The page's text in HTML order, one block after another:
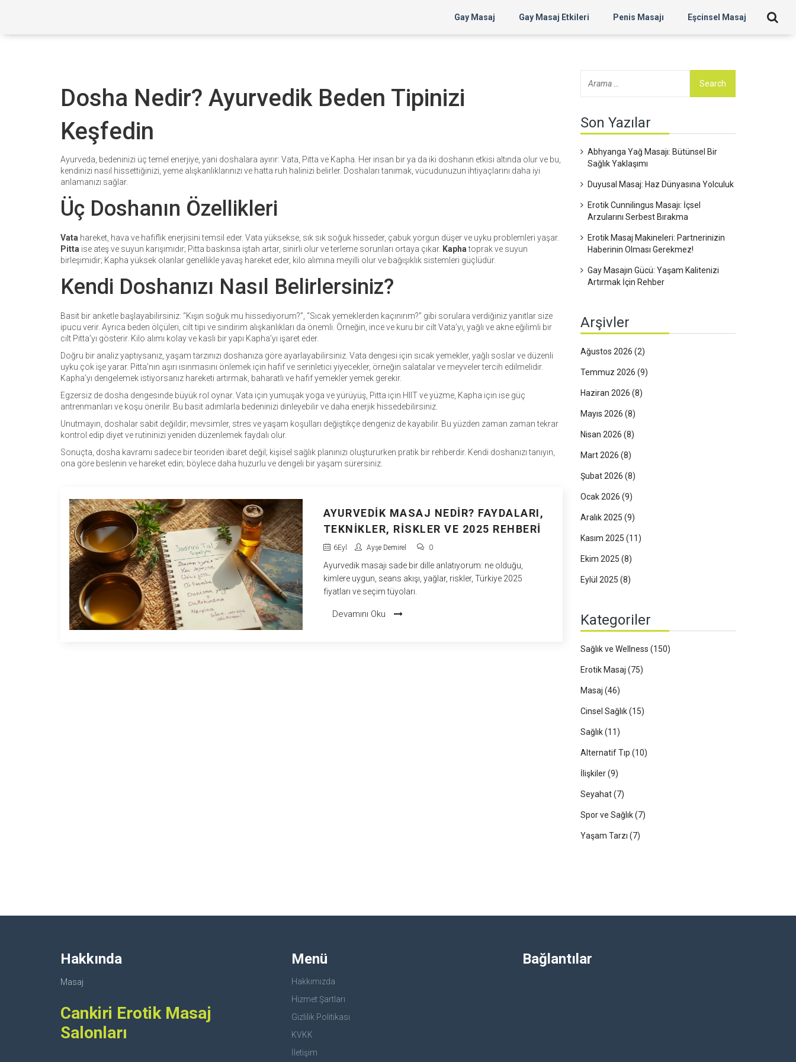
Gay Masaj Gay Masaj Etkileri Penis Masajı Eşcinsel Masaj
Dosha Nedir? Ayurvedik Beden Tipinizi
Keşfedin
Ayurveda, bedeninizi üç temel enerjiye, yani doshalara ayırır: Vata, Pitta ve Kapha. Her insan bir ya da iki doshanın etkisi altında olur ve bu,
kendinizi nasıl hissettiğinizi, yeme alışkanlıklarınızı ve hatta ruh halinizi belirler. Doshaları tanımak, vücudunuzun ihtiyaçlarını daha iyi
anlamanızı sağlar.
Üç Doshanın Özellikleri
Vata hareket, hava ve hafiflik enerjisini temsil eder. Vata yüksekse, sık sık soğuk hisseder, çabuk yorgun düşer ve uyku problemleri yaşar.
Pitta ise ateş ve suyun karışımıdır; Pitta baskınsa iştah artar, sinirli olur ve terleme sorunları ortaya çıkar. Kaphatoprak ve suyun
birleşimidir; Kapha yüksek olanlar genellikle yavaş hareket eder, kilo alımına meyilli olur ve bağışıklık sistemleri güçlüdür.
Kendi Doshanızı Nasıl Belirlersiniz?
Basit bir anketle başlayabilirsiniz: “Kışın soğuk mu hissediyorum?”, “Sıcak yemeklerden kaçınırım?” gibi sorulara verdiğiniz yanıtlar size
ipucu verir. Ayrıca beden ölçüleri, cilt tipi ve sindirim alışkanlıkları da önemli. Örneğin, ince ve kuru bir cilt Vata’yı, yağlı ve akne eğilimli bir
cilt Pitta’yı gösterir. Kilo alımı kolay ve kaslı bir yapı Kapha’yı işaret eder.
Doğru bir analiz yaptıysanız, yaşam tarzınızı doshanıza göre ayarlayabilirsiniz. Vata dengesi için sıcak yemekler, yağlı soslar ve düzenli
uyku çok işe yarar. Pitta’nın aşırı ısınmasını önlemek için hafif ve serinletici yiyecekler, örneğin salatalar ve meyveler tercih edilmelidir.
Kapha’yı dengelemek istiyorsanız hareketi artırmak, baharatlı ve hafif yemekler yemek gerekir.
Egzersiz de dosha dengesinde büyük rol oynar. Vata için yumuşak yoga ve yürüyüş, Pitta için HIIT ve yüzme, Kapha için ise güç
antrenmanları ve koşu önerilir. Bu basit adımlarla bedeninizi dinleyebilir ve daha enerjik hissedebilirsiniz.
Unutmayın, doshalar sabit değildir; mevsimler, stres ve yaşam koşulları değiştikçe dengeniz de kayabilir. Bu yüzden zaman zaman tekrar
kontrol edip diyet ve rutininizi yeniden düzenlemek faydalı olur.
Sonuçta, dosha kavramı sadece bir teoriden ibaret değil; kişisel sağlık planınızı oluştururken pratik bir rehberdir. Kendi doshanızı tanıyın,
ona göre beslenin ve hareket edin; böylece daha huzurlu ve dengeli bir yaşam sürersiniz.
AYURVEDIK MASAJ NEDIR? FAYDALARI,
TEKNIKLER, RISKLER VE 2025 REHBERI
6Eyl Ayşe Demirel 0
Ayurvedik masajı sade bir dille anlatıyorum: ne olduğu,
kimlere uygun, seans akışı, yağlar, riskler, Türkiye 2025
fiyatları ve seçim tüyoları.
Devamını Oku
Son Yazılar
Abhyanga Yağ Masajı: Bütünsel Bir
Sağlık Yaklaşımı
Duyusal Masaj: Haz Dünyasına Yolculuk
Erotik Cunnilingus Masajı: İçsel
Arzularını Serbest Bırakma
Erotik Masaj Makineleri: Partnerinizin
Haberinin Olması Gerekmez!
Gay Masajın Gücü: Yaşam Kalitenizi
Artırmak İçin Rehber
Arşivler
Ağustos 2026 (2)
Temmuz 2026 (9)
Haziran 2026 (8)
Mayıs 2026 (8)
Nisan 2026 (8)
Mart 2026 (8)
Şubat 2026 (8)
Ocak 2026 (9)
Aralık 2025 (9)
Kasım 2025 (11)
Ekim 2025 (8)
Eylül 2025 (8)
Kategoriler
Sağlık ve Wellness (150)
Erotik Masaj (75)
Masaj (46)
Cinsel Sağlık(15)
Sağlık(11)
Alternatif Tıp (10)
İlişkiler(9)
Seyahat(7)
Spor ve Sağlık(7)
Yaşam Tarzı (7)
Hakkında
Masaj
Cankiri Erotik Masaj
Salonları
Menü
Hakkımızda
Hizmet Şartları
Gizlilik Politikası
KVKK
İletişim
Bağlantılar